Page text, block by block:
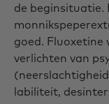
de beginsituatie.
goed.
verlichten van
labiliteit,